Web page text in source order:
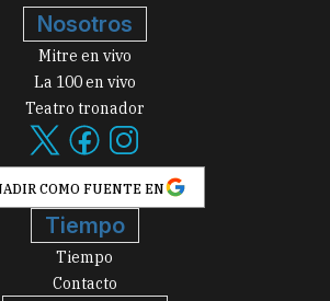
Nosotros
Mitre en vivo
La 100 en vivo
Teatro tronador
COMO FUENTE EN
Tiempo
Tiempo
Contacto